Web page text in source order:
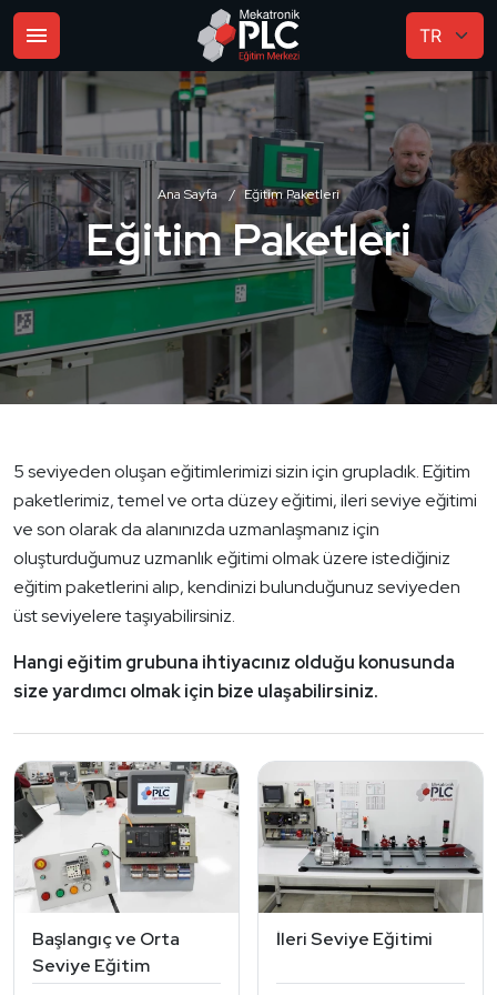
Ana Sayfa Eğitim Paketleri
Eğitim Paketleri
5 seviyeden oluşan eğitimlerimizi sizin için grupladık. Eğitim
paketlerimiz, temel ve orta düzey eğitimi, ileri seviye eğitimi
ve son olarak da alanınızda uzmanlaşmanız için
oluşturduğumuz uzmanlık eğitimi olmak üzere istediğiniz
eğitim paketlerini alıp, kendinizi bulunduğunuz seviyeden
üst seviyelere taşıyabilirsiniz.
Hangi eğitim grubuna ihtiyacınız olduğu konusunda
size yardımcı olmak için bize ulaşabilirsiniz.
Başlangıç ve Orta
Seviye Eğitim
İleri Seviye Eğitimi